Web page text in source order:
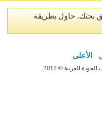
بحثك. حاول بطريقة
الأعلى
العربية © 2012.